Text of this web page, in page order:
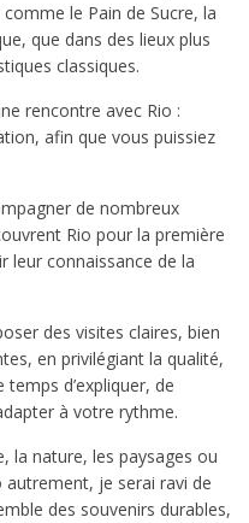
le Pain de Sucre, la
que dans des lieux plus
classiques.
rencontre avec Rio :
afin que vous puissiez
de nombreux
Rio pour la première
leur connaissance de la
des visites claires, bien
en privilégiant la qualité,
temps d’expliquer, de
à votre rythme.
la nature, les paysages ou
autrement, je serai ravi de
des souvenirs durables,